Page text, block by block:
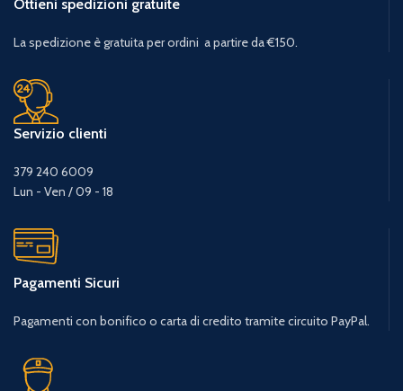
Ottieni spedizioni gratuite
La spedizione è gratuita per ordini a partire da €150.
Servizio clienti
379 240 6009
Lun - Ven / 09 - 18
Pagamenti Sicuri
Pagamenti con bonifico o carta di credito tramite circuito PayPal.